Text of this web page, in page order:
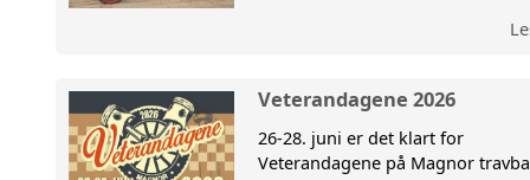
Veterandagene 2026
26-28. juni er det klart for
Veterandagene på Magnor